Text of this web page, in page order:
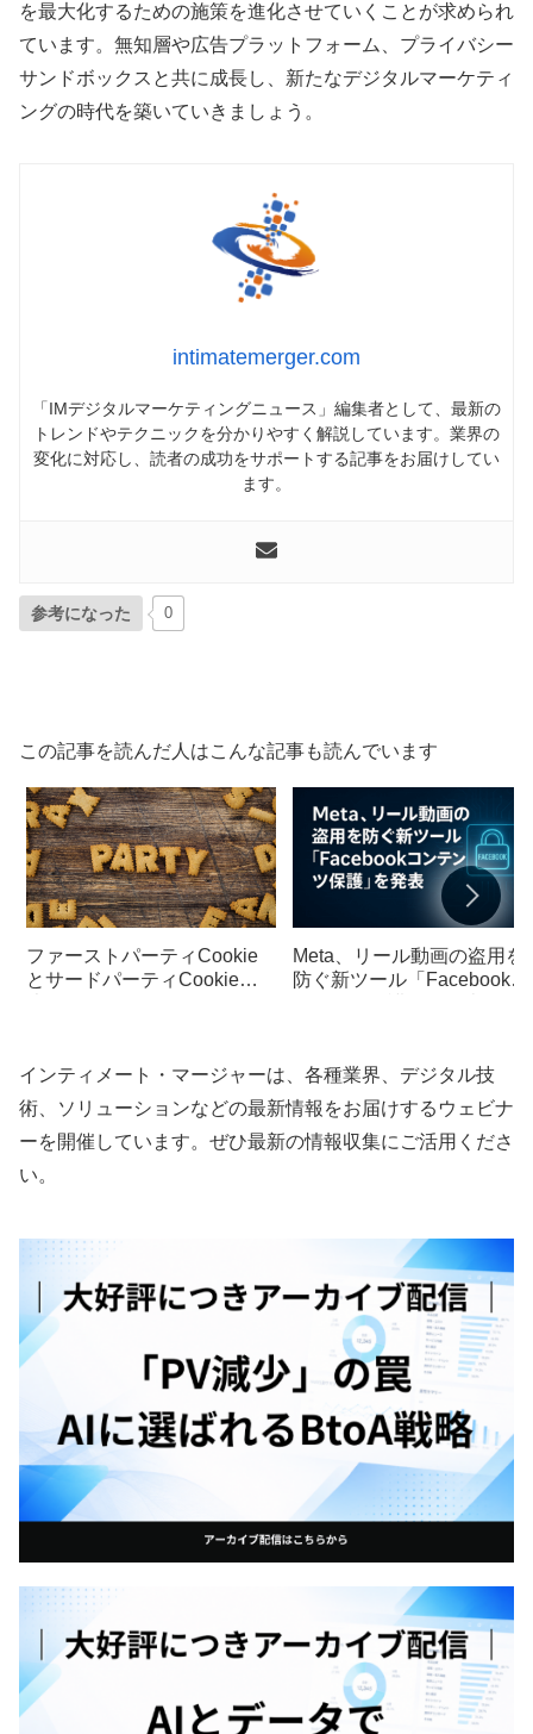
を最大化するための施策を進化させていくことが求められ
ています。無知層や広告プラットフォーム、プライバシー
サンドボックスと共に成長し、新たなデジタルマーケティ
ングの時代を築いていきましょう。
intimatemerger.com
「IMデジタルマーケティングニュース」編集者として、最新の
トレンドやテクニックを分かりやすく解説しています。業界の
変化に対応し、読者の成功をサポートする記事をお届けしてい
ます。
参考になった 0
この記事を読んだ人はこんな記事も読んでいます
ファーストパーティCookie
とサードパーティCookieの
Meta、リール動画の盗用を
防ぐ新ツール「Facebookコ
インティメート・マージャーは、各種業界、デジタル技
術、ソリューションなどの最新情報をお届けするウェビナ
ーを開催しています。ぜひ最新の情報収集にご活用くださ
い。